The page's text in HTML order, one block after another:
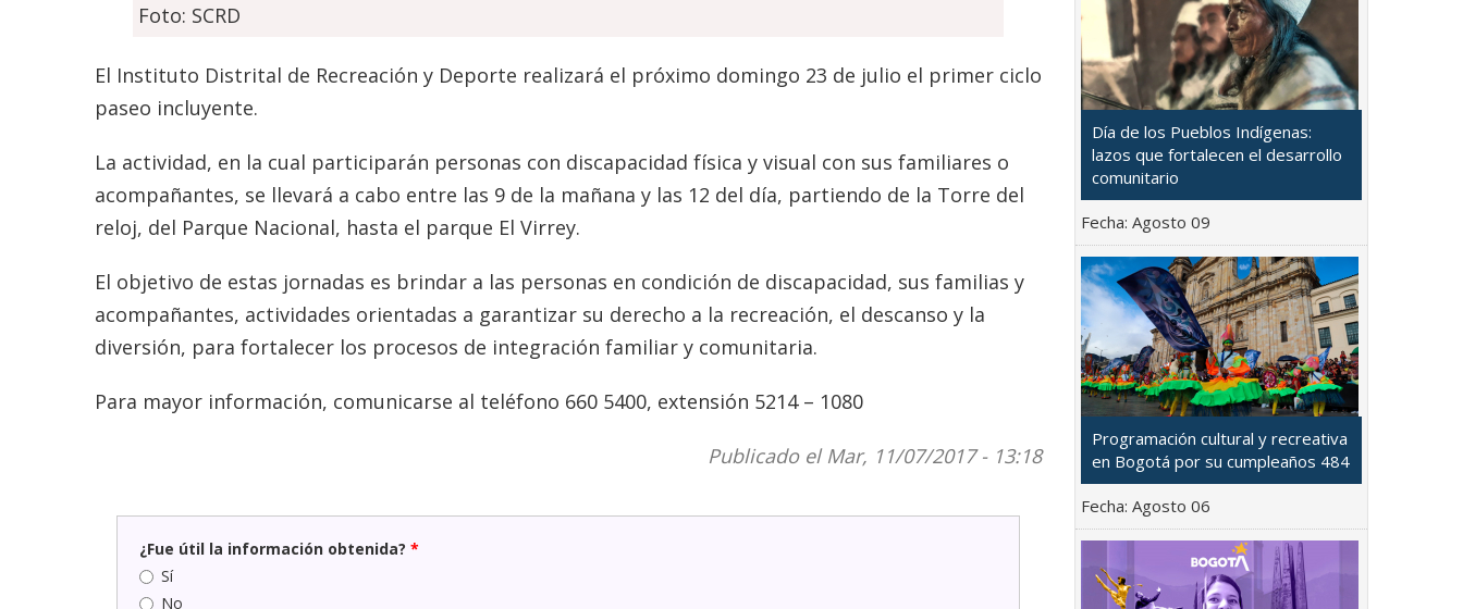
Foto: SCRD
El Instituto Distrital de Recreación y Deporte realizará el próximo domingo 23 de julio el primer ciclo
paseo incluyente.
La actividad, en la cual participarán personas con discapacidad física y visual con sus familiares o
acompañantes, se llevará a cabo entre las 9 de la mañana y las 12 del día, partiendo de la Torre del
reloj, del Parque Nacional, hasta el parque El Virrey.
El objetivo de estas jornadas es brindar a las personas en condición de discapacidad, sus familias y
acompañantes, actividades orientadas a garantizar su derecho a la recreación, el descanso y la
diversión, para fortalecer los procesos de integración familiar y comunitaria.
Para mayor información, comunicarse al teléfono 660 5400, extensión 5214 – 1080
Publicado el Mar, 11/07/2017 - 13:18
¿Fue útil la información obtenida? *
Sí
No
Día de los Pueblos Indígenas:
lazos que fortalecen el desarrollo
comunitario
Fecha: Agosto 09
Programación cultural y recreativa
en Bogotá por su cumpleaños 484
Fecha: Agosto 06